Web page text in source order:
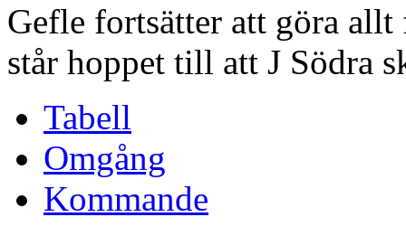
Gefle fortsätter att göra
står hoppet till att J Södra
Tabell
Omgång
Kommande